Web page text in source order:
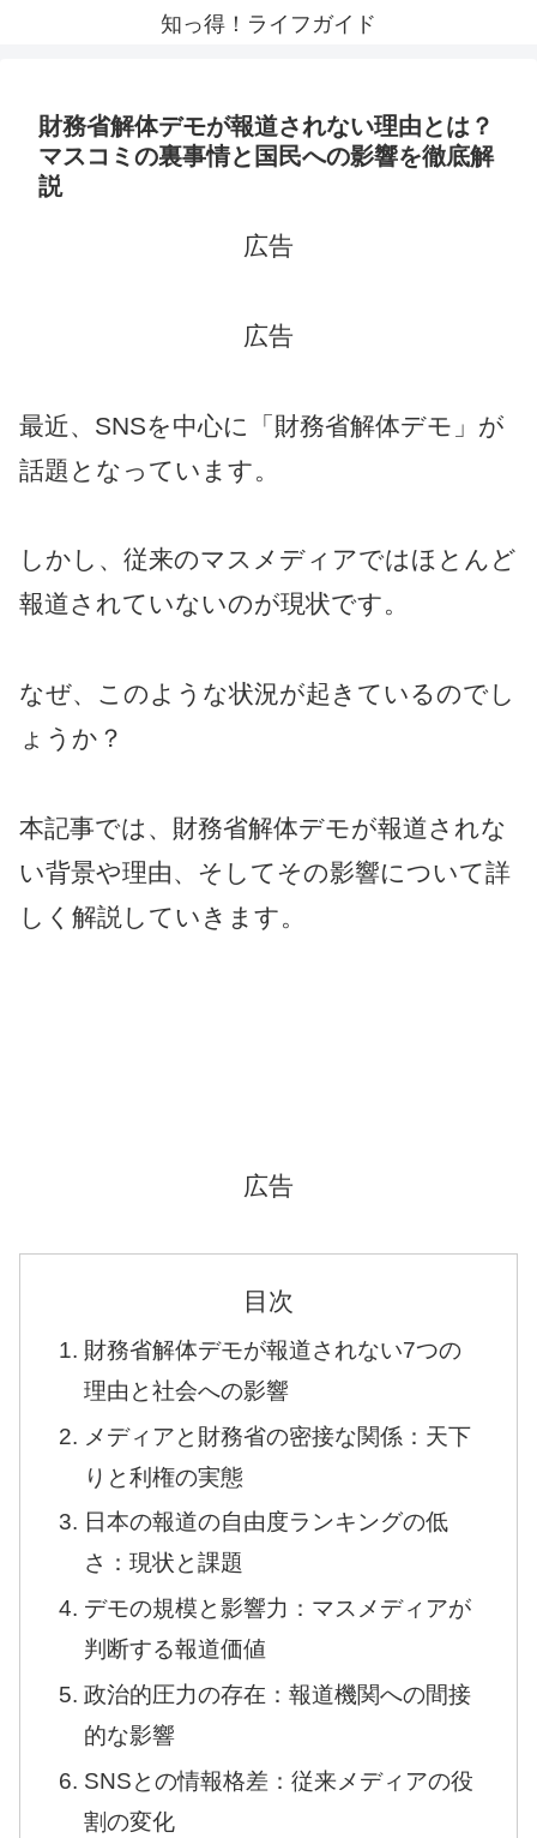
知っ得！ライフガイド
財務省解体デモが報道されない理由とは？
マスコミの裏事情と国民への影響を徹底解
説
広告
広告
最近、SNSを中心に「財務省解体デモ」が
話題となっています。
しかし、従来のマスメディアではほとんど
報道されていないのが現状です。
なぜ、このような状況が起きているのでし
ょうか？
本記事では、財務省解体デモが報道されな
い背景や理由、そしてその影響について詳
しく解説していきます。
広告
目次
財務省解体デモが報道されない7つの
理由と社会への影響
メディアと財務省の密接な関係：天下
りと利権の実態
日本の報道の自由度ランキングの低
さ：現状と課題
デモの規模と影響力：マスメディアが
判断する報道価値
政治的圧力の存在：報道機関への間接
的な影響
SNSとの情報格差：従来メディアの役
割の変化